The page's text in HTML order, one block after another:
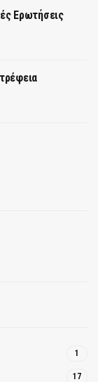
Ερωτήσεις
1
17